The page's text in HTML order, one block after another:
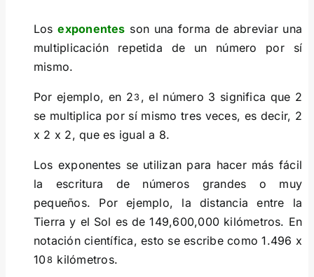
Losexponentes son una forma de abreviar una
multiplicación repetida de un número por sí
mismo.
Por ejemplo, en 2 3 , el número 3 significa que 2
se multiplica por sí mismo tres veces, es decir, 2
x 2 x 2, que es igual a 8.
Los exponentes se utilizan para hacer más fácil
la escritura de números grandes o muy
pequeños. Por ejemplo, la distancia entre la
Tierra y el Sol es de 149,600,000 kilómetros. En
notación científica, esto se escribe como 1.496 x
108 kilómetros.